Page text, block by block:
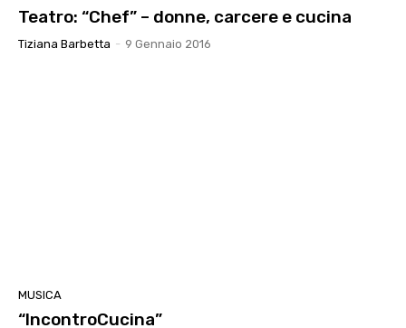
Teatro: “Chef” – donne, carcere e cucina
Tiziana Barbetta - 9 Gennaio 2016
MUSICA
“IncontroCucina”